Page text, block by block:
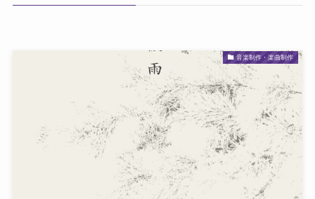
音楽制作・楽曲制作